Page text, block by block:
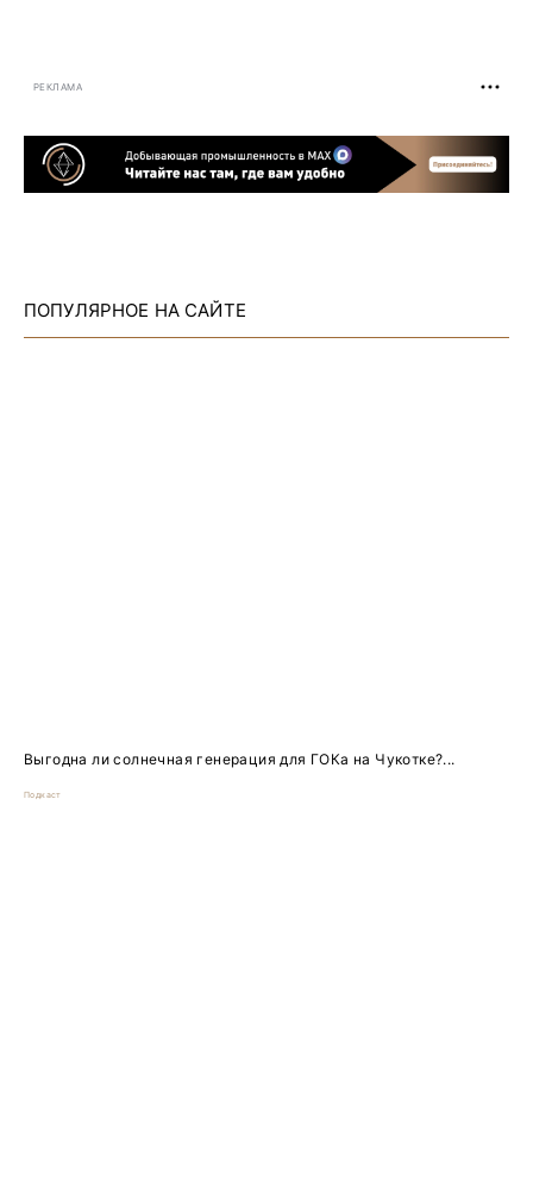
РЕКЛАМА
ПОПУЛЯРНОЕ НА САЙТЕ
Выгодна ли солнечная генерация для ГОКа на Чукотке?...
Подкаст